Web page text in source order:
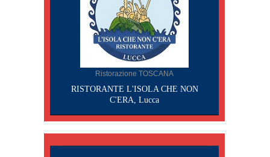
Ristorazione TOSCANA
RISTORANTE L'ISOLA CHE NON
C'ERA, Lucca